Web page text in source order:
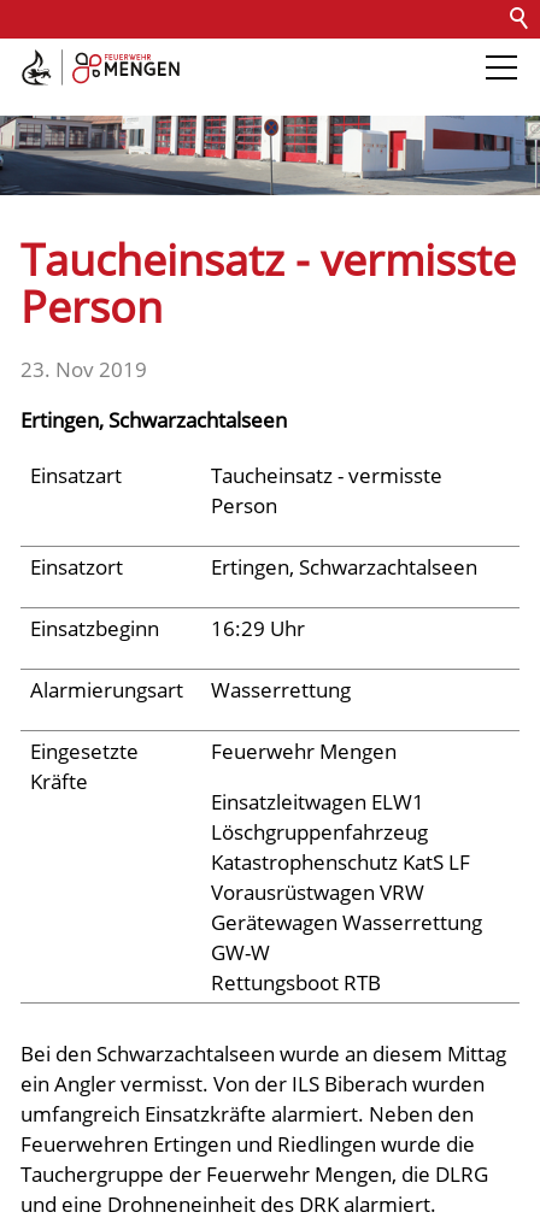
Kontakt Impressum
Barrierefreiheit
Die Feuerwehr
Fachdienste
Fahrzeuge
Einsätze
Aktuelles
Links
Taucheinsatz - vermisste
Person
23. Nov 2019
Ertingen, Schwarzachtalseen
Einsatzart
Taucheinsatz - vermisste
Person
Einsatzort Ertingen, Schwarzachtalseen
Einsatzbeginn 16:29 Uhr
Alarmierungsart Wasserrettung
Eingesetzte
Kräfte
Feuerwehr Mengen
Einsatzleitwagen ELW1
Löschgruppenfahrzeug
Katastrophenschutz KatS LF
Vorausrüstwagen VRW
Gerätewagen Wasserrettung
GW-W
Rettungsboot RTB
Bei den Schwarzachtalseen wurde an diesem Mittag
ein Angler vermisst. Von der ILS Biberach wurden
umfangreich Einsatzkräfte alarmiert. Neben den
Feuerwehren Ertingen und Riedlingen wurde die
Tauchergruppe der Feuerwehr Mengen, die DLRG
und eine Drohneneinheit des DRK alarmiert.